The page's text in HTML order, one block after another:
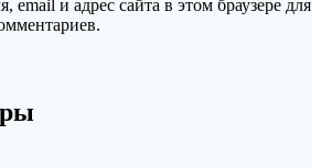
email и адрес сайта в этом браузере для